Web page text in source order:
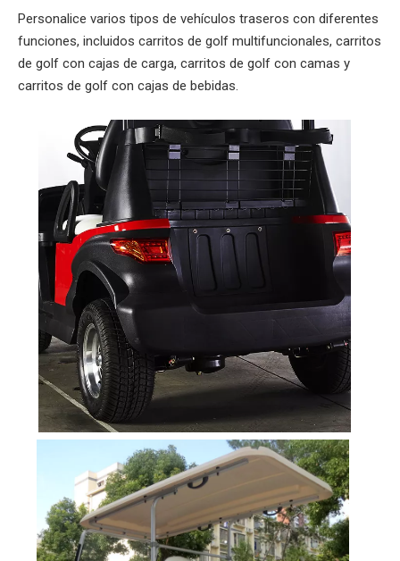
Personalice varios tipos de vehículos traseros con diferentes
funciones, incluidos carritos de golf multifuncionales, carritos
de golf con cajas de carga, carritos de golf con camas y
carritos de golf con cajas de bebidas.